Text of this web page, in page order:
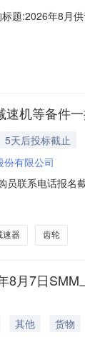
题:2026年8月
机等备件
5天后投标截止
份有限公司
员联系电话报
:常州市武进
速器 齿轮
8月7日
其他
货物